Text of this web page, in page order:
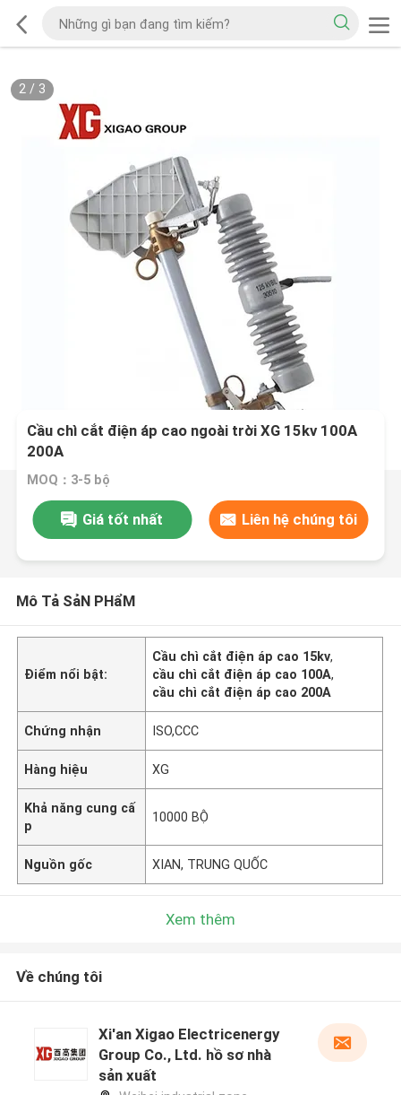
2/ 3
Cầu chì cắt điện áp cao ngoài trời XG 15kv 100A
200A
MOQ：3-5 bộ
Giá tốt nhất Liên hệ chúng tôi
Mô Tả SảN PHẩM
Điểm nổi bật:
Cầu chì cắt điện áp cao 15kv,
cầu chì cắt điện áp cao 100A,
cầu chì cắt điện áp cao 200A
Chứng nhận ISO,CCC
Hàng hiệu XG
Khả năng cung cấ
p
10000 BỘ
Nguồn gốc XIAN, TRUNG QUỐC
Xem thêm
Về chúng tôi
Xi'an Xigao Electricenergy
Group Co., Ltd. hồ sơ nhà
sản xuất